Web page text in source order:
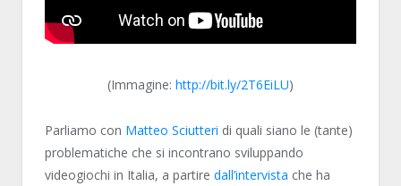
(Immagine: http://bit.ly/2T6EiLU)
Parliamo con Matteo Sciutteri di quali siano le (tante)
problematiche che si incontrano sviluppando
videogiochi in Italia, a partire dall’intervista che ha